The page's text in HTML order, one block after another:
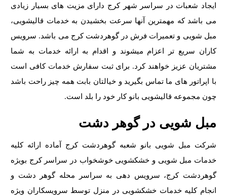
ایجاد شعبات در سراسر شهر کرج دارای مزیت های بسیار زیادی
می باشد که مهمترین آنها سرعت بخشیدن به خدمات قالیشویی،
مبل شویی و تعمیرات فرش در گوهردشت کرج می باشد. سرویس
کاران سریع تر اعزام میشوند و اقدام به ارائه خدمات به شما
مشتریان عزیز خواهند کرد. برای ثبت سفارش خدمات کافی است
با اپراتور های ما تماس بگیرید و خیالتان بابت همه چیز راحت باشد
چون مجموعه قالیشویی بانو کار خود را بلد است.
مبل شویی در گوهر دشت
شرکت مبل شویی بانو شعبه گوهردشت کرج آماده ارائه کلیه
خدمات مبل شویی و خشکشویی خوشخواب در سراسر کرج بویژه
گوهردشت کرج، سرویس دهی به سراسر محله گوهر دشت و
انجام کلیه خدمات خشکشویی در منزل توسط سرویسکاران ویژه